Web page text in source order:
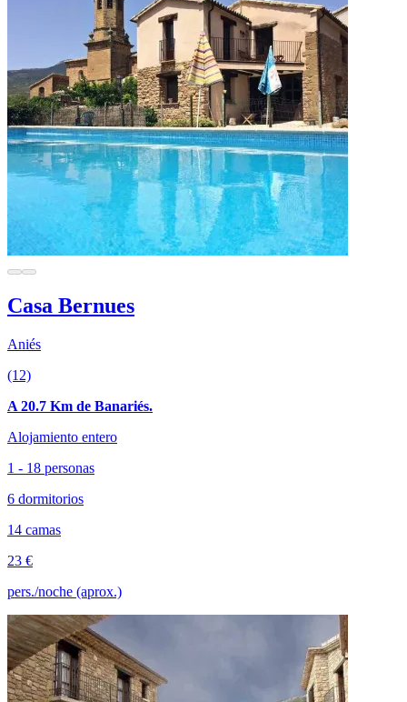
Casa Bernues
Aniés
(12)
A 20.7 Km de Banariés.
Alojamiento entero
1 - 18 personas
6 dormitorios
14 camas
23 €
pers./noche (aprox.)